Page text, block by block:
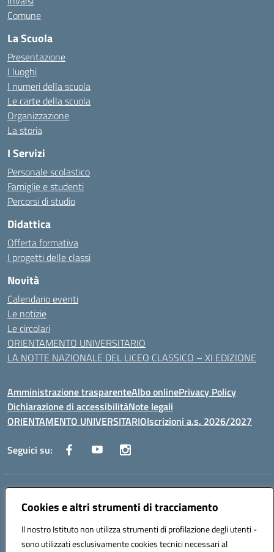
Cookies e altri strumenti di tracciamento
Il nostro Istituto non utilizza strumenti di profilazione degli utenti -
sono utilizzati esclusivamente cookies tecnici necessari al
Comune
La Scuola
Presentazione
I luoghi
I numeri della scuola
Le carte della scuola
Organizzazione
La storia
I Servizi
Personale scolastico
Famiglie e studenti
Percorsi di studio
Didattica
Offerta formativa
I progetti delle classi
Novità
Calendario eventi
Le notizie
Le circolari
ORIENTAMENTO UNIVERSITARIO
LA NOTTE NAZIONALE DEL LICEO CLASSICO – XI EDIZIONE
Amministrazione trasparenteAlbo onlinePrivacy Policy
Dichiarazione di accessibilitàNote legali
ORIENTAMENTO UNIVERSITARIOIscrizioni a.s. 2026/2027
Seguici su:
Indirizzo:
Centralino:0882 331218 Email:fgps210002@istruzione.it
Codice fiscale: 93071630714